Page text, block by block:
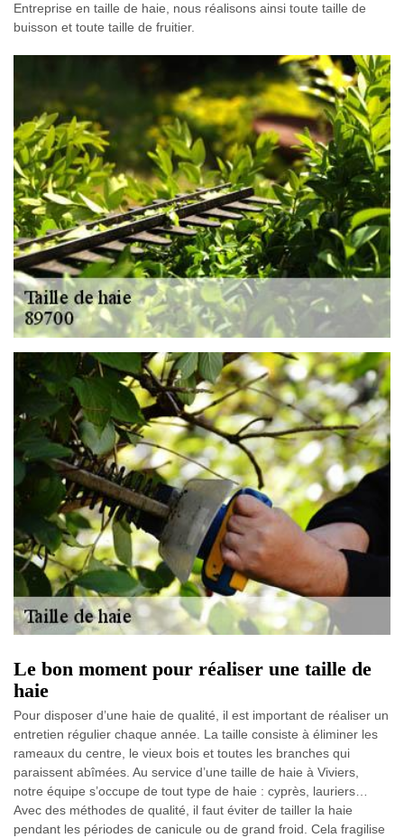
Entreprise en taille de haie, nous réalisons ainsi toute taille de
buisson et toute taille de fruitier.
Le bon moment pour réaliser une taille de
haie
Pour disposer d’une haie de qualité, il est important de réaliser un
entretien régulier chaque année. La taille consiste à éliminer les
rameaux du centre, le vieux bois et toutes les branches qui
paraissent abîmées. Au service d’une taille de haie à Viviers,
notre équipe s’occupe de tout type de haie : cyprès, lauriers…
Avec des méthodes de qualité, il faut éviter de tailler la haie
pendant les périodes de canicule ou de grand froid. Cela fragilise